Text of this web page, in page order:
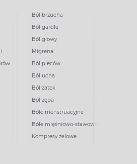
Ból brzucha
Ból gardła
Ból głowy
Migrena
Ból pleców
Ból ucha
Ból zatok
Ból zęba
Bóle menstruacyjne
Bóle mięśniowo-stawowe
Kompresy żelowe